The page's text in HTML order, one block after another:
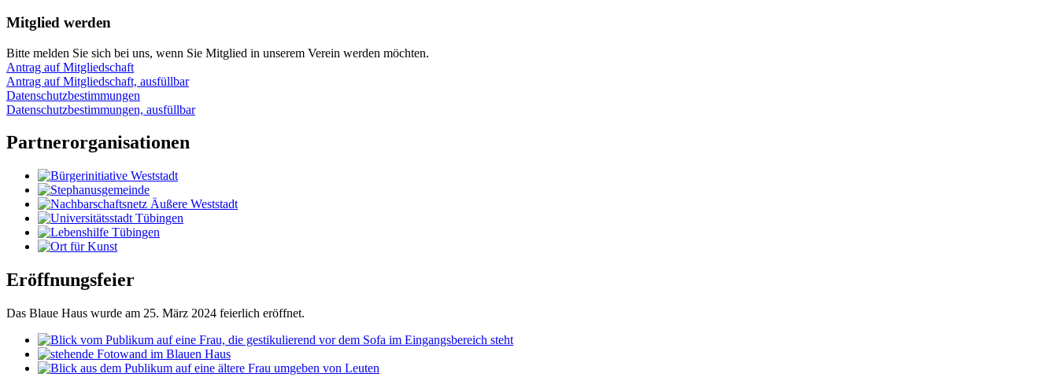
Mitglied werden
Bitte melden Sie sich bei uns, wenn Sie Mitglied in unserem Verein werden möchten.
Antrag auf Mitgliedschaft
Antrag auf Mitgliedschaft, ausfüllbar
Datenschutzbestimmungen
Datenschutzbestimmungen, ausfüllbar
Partnerorganisationen
Eröffnungsfeier
Das Blaue Haus wurde am 25. März 2024 feierlich eröffnet.